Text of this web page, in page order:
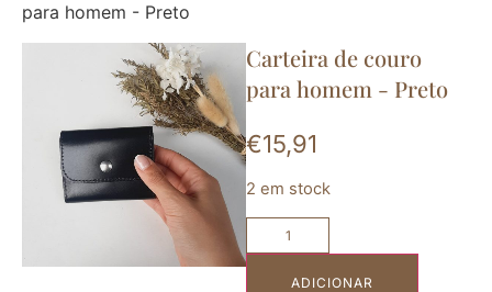
para homem - Preto
Carteira de couro
para homem - Preto
€15,91
2 em stock
ADICIONAR